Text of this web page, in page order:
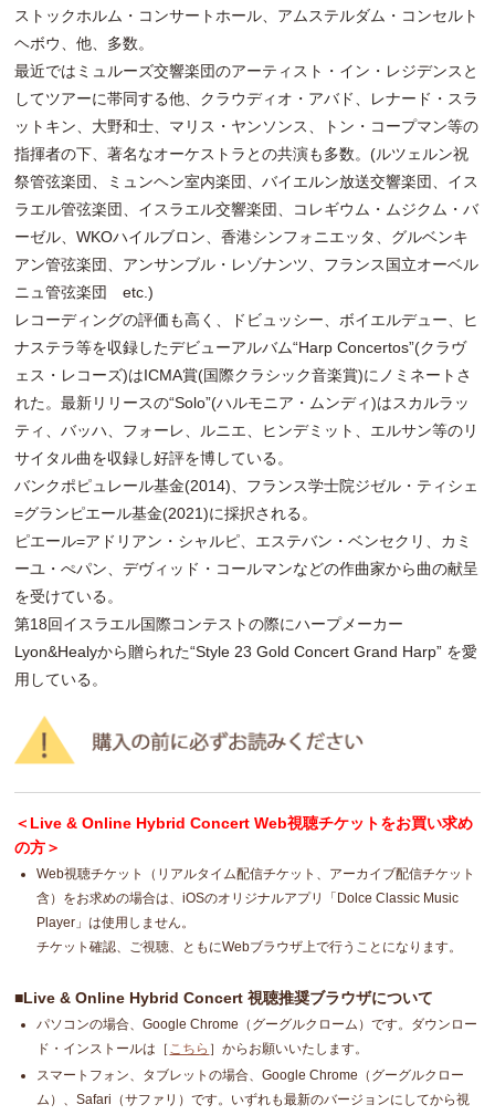
ストックホルム・コンサートホール、アムステルダム・コンセルト
ヘボウ、他、多数。
最近ではミュルーズ交響楽団のアーティスト・イン・レジデンスと
してツアーに帯同する他、クラウディオ・アバド、レナード・スラ
ットキン、大野和士、マリス・ヤンソンス、トン・コープマン等の
指揮者の下、著名なオーケストラとの共演も多数。(ルツェルン祝
祭管弦楽団、ミュンヘン室内楽団、バイエルン放送交響楽団、イス
ラエル管弦楽団、イスラエル交響楽団、コレギウム・ムジクム・バ
ーゼル、WKOハイルブロン、香港シンフォニエッタ、グルベンキ
アン管弦楽団、アンサンブル・レゾナンツ、フランス国立オーベル
ニュ管弦楽団 etc.)
レコーディングの評価も高く、ドビュッシー、ボイエルデュー、ヒ
ナステラ等を収録したデビューアルバム“Harp Concertos”(クラヴ
ェス・レコーズ)はICMA賞(国際クラシック音楽賞)にノミネートさ
れた。最新リリースの“Solo”(ハルモニア・ムンディ)はスカルラッ
ティ、バッハ、フォーレ、ルニエ、ヒンデミット、エルサン等のリ
サイタル曲を収録し好評を博している。
バンクポピュレール基金(2014)、フランス学士院ジゼル・ティシェ
=グランピエール基金(2021)に採択される。
ピエール=アドリアン・シャルピ、エステバン・ベンセクリ、カミ
ーユ・ぺパン、デヴィッド・コールマンなどの作曲家から曲の献呈
を受けている。
第18回イスラエル国際コンテストの際にハープメーカー
Lyon&Healyから贈られた“Style 23 Gold Concert Grand Harp” を愛
用している。
＜Live & Online Hybrid Concert Web視聴チケットをお買い求め
の方＞
Web視聴チケット（リアルタイム配信チケット、アーカイブ配信チケット
含）をお求めの場合は、iOSのオリジナルアプリ「Dolce Classic Music
Player」は使用しません。
チケット確認、ご視聴、ともにWebブラウザ上で行うことになります。
■Live & Online Hybrid Concert 視聴推奨ブラウザについて
パソコンの場合、Google Chrome（グーグルクローム）です。ダウンロー
ド・インストールは［ こちら ］からお願いいたします。
スマートフォン、タブレットの場合、Google Chrome（グーグルクロー
ム）、Safari（サファリ）です。いずれも最新のバージョンにしてから視